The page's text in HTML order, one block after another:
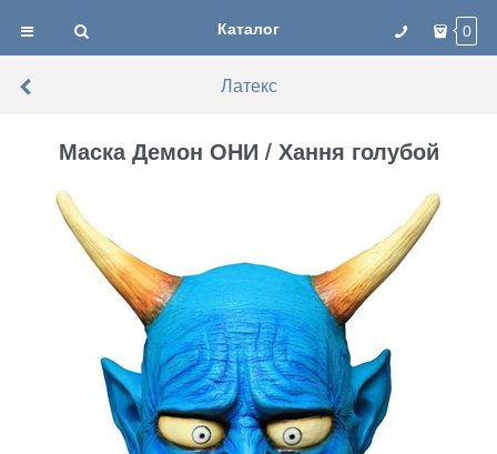
Каталог 0
Латекс
Маска Демон ОНИ / Хання голубой